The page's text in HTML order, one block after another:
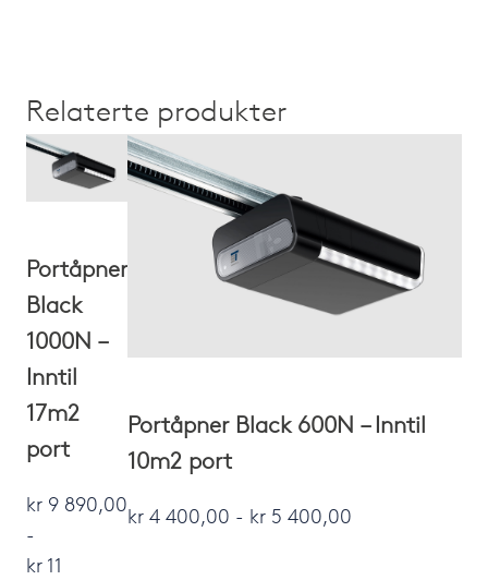
Relaterte produkter
Portåpner
Black
1000N –
Inntil
17m2
port
kr 9 890,00
-
kr 11
Portåpner Black 600N – Inntil
10m2 port
kr 4 400,00 - kr 5 400,00